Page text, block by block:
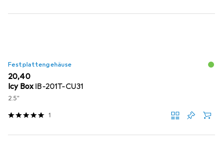
Festplattengehäuse
EUR
20,40
Icy BoxIB-201T-CU31
2.5"
1